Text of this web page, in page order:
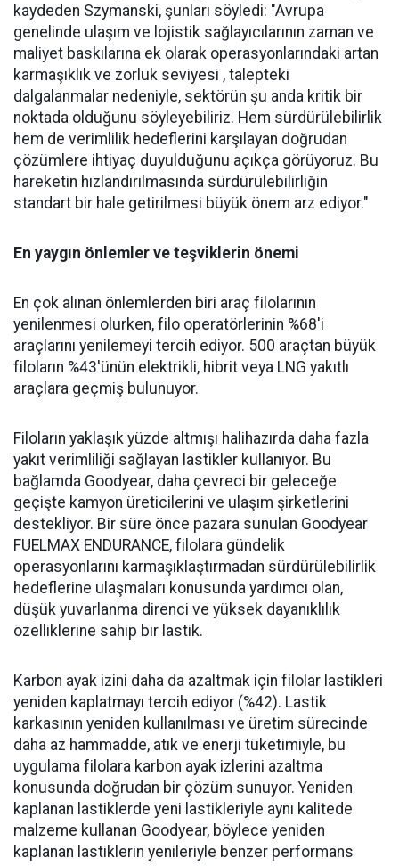
kaydeden Szymanski, şunları söyledi: "Avrupa
genelinde ulaşım ve lojistik sağlayıcılarının zaman ve
maliyet baskılarına ek olarak operasyonlarındaki artan
karmaşıklık ve zorluk seviyesi , talepteki
dalgalanmalar nedeniyle, sektörün şu anda kritik bir
noktada olduğunu söyleyebiliriz. Hem sürdürülebilirlik
hem de verimlilik hedeflerini karşılayan doğrudan
çözümlere ihtiyaç duyulduğunu açıkça görüyoruz. Bu
hareketin hızlandırılmasında sürdürülebilirliğin
standart bir hale getirilmesi büyük önem arz ediyor."
En yaygın önlemler ve teşviklerin önemi
En çok alınan önlemlerden biri araç filolarının
yenilenmesi olurken, filo operatörlerinin %68'i
araçlarını yenilemeyi tercih ediyor. 500 araçtan büyük
filoların %43'ünün elektrikli, hibrit veya LNG yakıtlı
araçlara geçmiş bulunuyor.
Filoların yaklaşık yüzde altmışı halihazırda daha fazla
yakıt verimliliği sağlayan lastikler kullanıyor. Bu
bağlamda Goodyear, daha çevreci bir geleceğe
geçişte kamyon üreticilerini ve ulaşım şirketlerini
destekliyor. Bir süre önce pazara sunulan Goodyear
FUELMAX ENDURANCE, filolara gündelik
operasyonlarını karmaşıklaştırmadan sürdürülebilirlik
hedeflerine ulaşmaları konusunda yardımcı olan,
düşük yuvarlanma direnci ve yüksek dayanıklılık
özelliklerine sahip bir lastik.
Karbon ayak izini daha da azaltmak için filolar lastikleri
yeniden kaplatmayı tercih ediyor (%42). Lastik
karkasının yeniden kullanılması ve üretim sürecinde
daha az hammadde, atık ve enerji tüketimiyle, bu
uygulama filolara karbon ayak izlerini azaltma
konusunda doğrudan bir çözüm sunuyor. Yeniden
kaplanan lastiklerde yeni lastikleriyle aynı kalitede
malzeme kullanan Goodyear, böylece yeniden
kaplanan lastiklerin yenileriyle benzer performans